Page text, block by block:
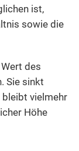
ist,
sowie die
des
Sie sinkt
bleibt vielmehr
Höhe